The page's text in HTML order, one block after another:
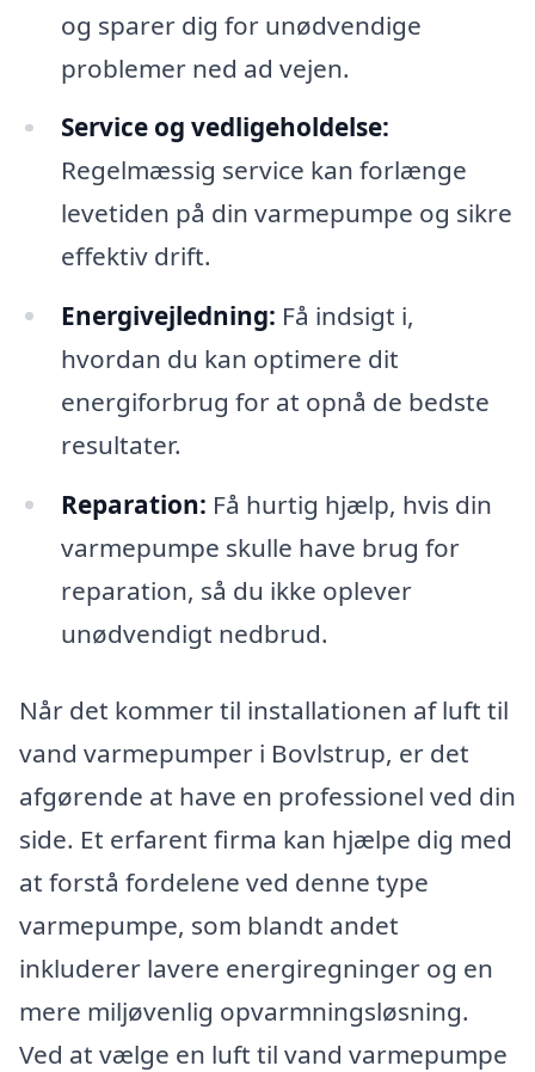
og sparer dig for unødvendige
problemer ned ad vejen.
Service og vedligeholdelse:
Regelmæssig service kan forlænge
levetiden på din varmepumpe og sikre
effektiv drift.
Energivejledning: Få indsigt i,
hvordan du kan optimere dit
energiforbrug for at opnå de bedste
resultater.
Reparation: Få hurtig hjælp, hvis din
varmepumpe skulle have brug for
reparation, så du ikke oplever
unødvendigt nedbrud.
Når det kommer til installationen af luft til
vand varmepumper i Bovlstrup, er det
afgørende at have en professionel ved din
side. Et erfarent firma kan hjælpe dig med
at forstå fordelene ved denne type
varmepumpe, som blandt andet
inkluderer lavere energiregninger og en
mere miljøvenlig opvarmningsløsning.
Ved at vælge en luft til vand varmepumpe